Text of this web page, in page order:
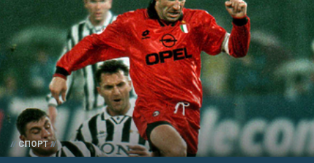
СПОРТ